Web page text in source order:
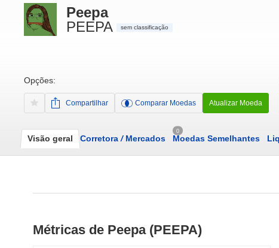
Peepa
PEEPA
sem classificação
Opções:
Compartilhar Comparar Moedas Atualizar Moeda
Visão geral Corretora /Mercados
0
Moedas Semelhantes
Métricas de Peepa (PEEPA)